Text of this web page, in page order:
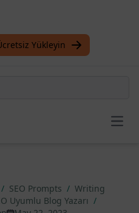
Yükleyin
/ SEO Prompts / Writing
Uyumlu Blog Yazarı /